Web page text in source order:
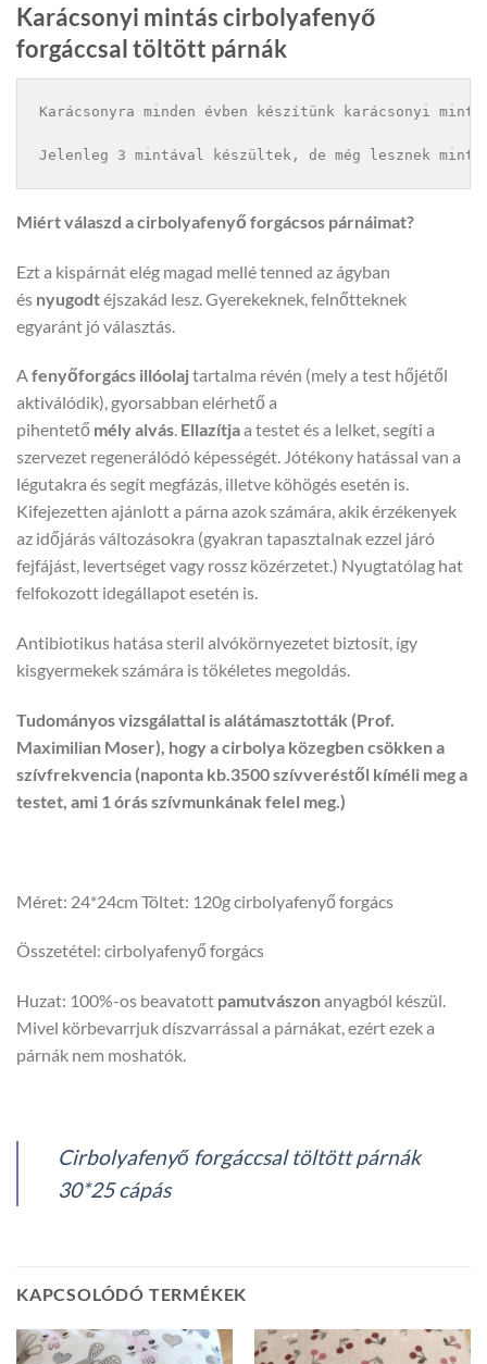
Karácsonyi mintás cirbolyafenyő
forgáccsal töltött párnák
Karácsonyra minden évben készítünk karácsonyi
Jelenleg 3 mintával készültek, de még lesznek
Miért válaszd a cirbolyafenyő forgácsos párnáimat?
Ezt a kispárnát elég magad mellé tenned az ágyban
és nyugodtéjszakád lesz. Gyerekeknek, felnőtteknek
egyaránt jó választás.
Afenyőforgács illóolajtartalma révén (mely a test hőjétől
aktiválódik), gyorsabban elérhető a
pihentető mélyalvás. Ellazítjaa testet és a lelket, segíti a
szervezet regenerálódó képességét. Jótékony hatással van a
légutakra és segít megfázás, illetve köhögés esetén is.
Kifejezetten ajánlott a párna azok számára, akik érzékenyek
az időjárás változásokra (gyakran tapasztalnak ezzel járó
fejfájást, levertséget vagy rossz közérzetet.) Nyugtatólag hat
felfokozott idegállapot esetén is.
Antibiotikus hatása steril alvókörnyezetet biztosít, így
kisgyermekek számára is tökéletes megoldás.
Tudományos vizsgálattal is alátámasztották (Prof.
Maximilian Moser), hogy a cirbolya közegben csökken a
szívfrekvencia (naponta kb.3500 szívveréstől kíméli meg a
testet, ami 1 órás szívmunkának felel meg.)
Méret: 24*24cm Töltet: 120g cirbolyafenyő forgács
Összetétel: cirbolyafenyő forgács
Huzat: 100%-os beavatott pamutvászonanyagból készül.
Mivel körbevarrjuk díszvarrással a párnákat, ezért ezek a
párnák nem moshatók.
Cirbolyafenyő forgáccsal töltött párnák
30*25 cápás
KAPCSOLÓDÓ TERMÉKEK